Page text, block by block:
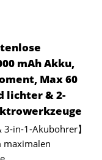
mAh Akku,
Max 60
lichter & 2-
in-1-Akubohrer】
maximalen